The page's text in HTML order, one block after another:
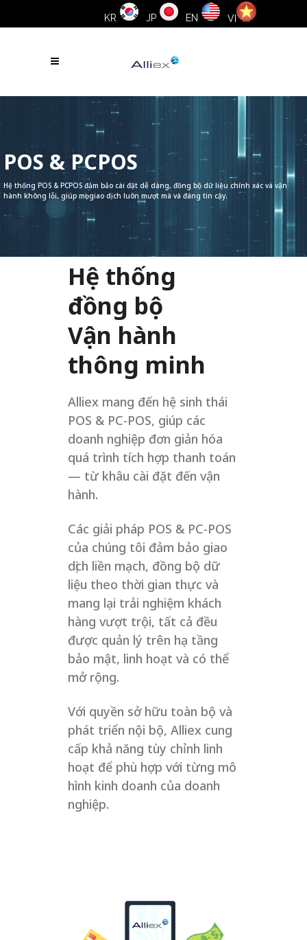
KR JP EN VI
POS & PCPOS
Hệ thống POS & PCPOS đảm bảo cài đặt dễ dàng, đồng bộ dữ liệu chính xác và vận
hành không lỗi, giúp mọi giao dịch luôn mượt mà và đáng tin cậy.
Hệ thống
đồng bộ
Vận hành
thông minh
Alliex mang đến hệ sinh thái
POS & PC-POS, giúp các
doanh nghiệp đơn giản hóa
quá trình tích hợp thanh toán
— từ khâu cài đặt đến vận
hành.
Các giải pháp POS & PC-POS
của chúng tôi đảm bảo giao
dịch liền mạch, đồng bộ dữ
liệu theo thời gian thực và
mang lại trải nghiệm khách
hàng vượt trội, tất cả đều
được quản lý trên hạ tầng
bảo mật, linh hoạt và có thể
mở rộng.
Với quyền sở hữu toàn bộ và
phát triển nội bộ, Alliex cung
cấp khả năng tùy chỉnh linh
hoạt để phù hợp với từng mô
hình kinh doanh của doanh
nghiệp.